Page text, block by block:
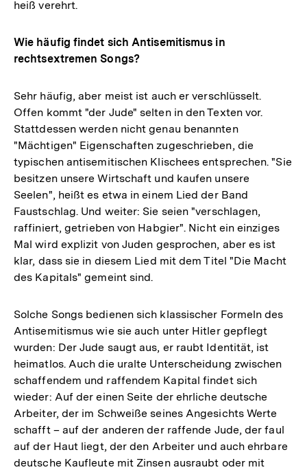
heiß verehrt.
Wie häufig findet sich Antisemitismus in
rechtsextremen Songs?
Sehr häufig, aber meist ist auch er verschlüsselt.
Offen kommt "der Jude" selten in den Texten vor.
Stattdessen werden nicht genau benannten
"Mächtigen" Eigenschaften zugeschrieben, die
typischen antisemitischen Klischees entsprechen. "Sie
besitzen unsere Wirtschaft und kaufen unsere
Seelen", heißt es etwa in einem Lied der Band
Faustschlag. Und weiter: Sie seien "verschlagen,
raffiniert, getrieben von Habgier". Nicht ein einziges
Mal wird explizit von Juden gesprochen, aber es ist
klar, dass sie in diesem Lied mit dem Titel "Die Macht
des Kapitals" gemeint sind.
Solche Songs bedienen sich klassischer Formeln des
Antisemitismus wie sie auch unter Hitler gepflegt
wurden: Der Jude saugt aus, er raubt Identität, ist
heimatlos. Auch die uralte Unterscheidung zwischen
schaffendem und raffendem Kapital findet sich
wieder: Auf der einen Seite der ehrliche deutsche
Arbeiter, der im Schweiße seines Angesichts Werte
schafft – auf der anderen der raffende Jude, der faul
auf der Haut liegt, der den Arbeiter und auch ehrbare
deutsche Kaufleute mit Zinsen ausraubt oder mit